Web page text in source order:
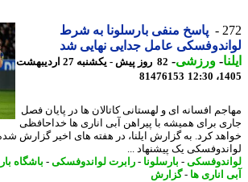
پاسخ منفی بارسلونا به شرط
عامل جدایی نهایی شد
-ورزشی-
82 روز پیش - یکشنبه 27 اردیبهشت
81476153
افسانه ای و لهستانی کاتالان ها در پایان فصل
برای همیشه با پیراهن آبی اناری ها خداحافظی
کرد. به گزارش ایلنا، در هفته های اخیر گزارش شده بود
یک پیشنهاد ...
-بارسلونا-رابرت لواندوفسکی-باشگاه
اناری ها - گزارش